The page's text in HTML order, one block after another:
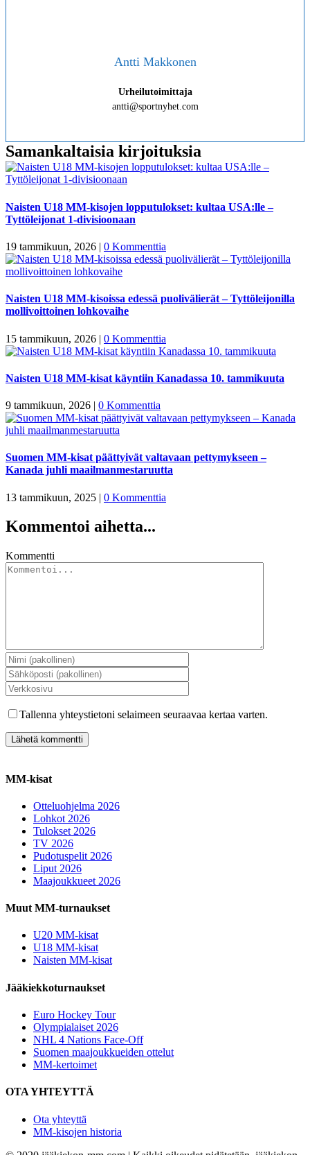
Antti Makkonen
Urheilutoimittaja
antti@sportnyhet.com
Samankaltaisia kirjoituksia
Naisten U18 MM-kisojen lopputulokset: kultaa USA:lle –
Tyttöleijonat 1-divisioonaan
19 tammikuun, 2026 | 0 Kommenttia
Naisten U18 MM-kisoissa edessä puolivälierät – Tyttöleijonilla
mollivoittoinen lohkovaihe
15 tammikuun, 2026 | 0 Kommenttia
Naisten U18 MM-kisat käyntiin Kanadassa 10. tammikuuta
9 tammikuun, 2026 | 0 Kommenttia
Suomen MM-kisat päättyivät valtavaan pettymykseen –
Kanada juhli maailmanmestaruutta
13 tammikuun, 2025 | 0 Kommenttia
Kommentoi aihetta...
Kommentti
Tallenna yhteystietoni selaimeen seuraavaa kertaa varten.
MM-kisat
Otteluohjelma 2026
Lohkot 2026
Tulokset 2026
TV 2026
Pudotuspelit 2026
Liput 2026
Maajoukkueet 2026
Muut MM-turnaukset
U20 MM-kisat
U18 MM-kisat
Naisten MM-kisat
Jääkiekkoturnaukset
Euro Hockey Tour
Olympialaiset 2026
NHL 4 Nations Face-Off
Suomen maajoukkueiden ottelut
MM-kertoimet
OTA YHTEYTTÄ
Ota yhteyttä
MM-kisojen historia